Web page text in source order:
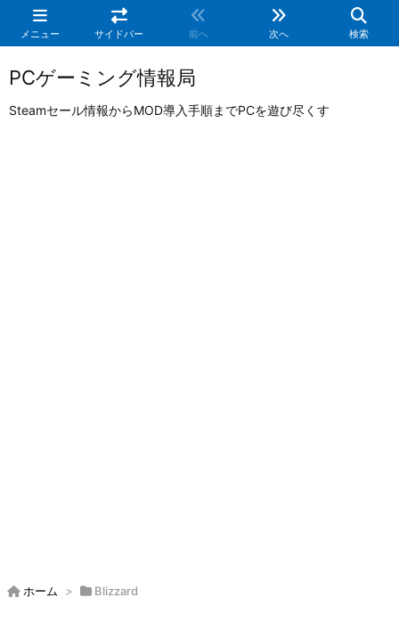
メニュー サイドバー 前へ 次へ 検索
PCゲーミング情報局
Steamセール情報からMOD導入手順までPCを遊び尽くす
ホーム > Blizzard